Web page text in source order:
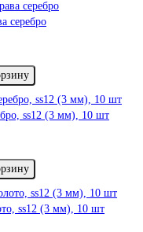
серебро
ss12 (3 мм), 10 шт
ss12 (3 мм), 10 шт